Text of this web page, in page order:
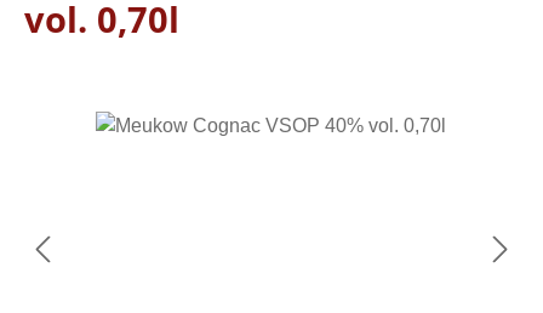
vol. 0,70l
Bildergalerie überspringen